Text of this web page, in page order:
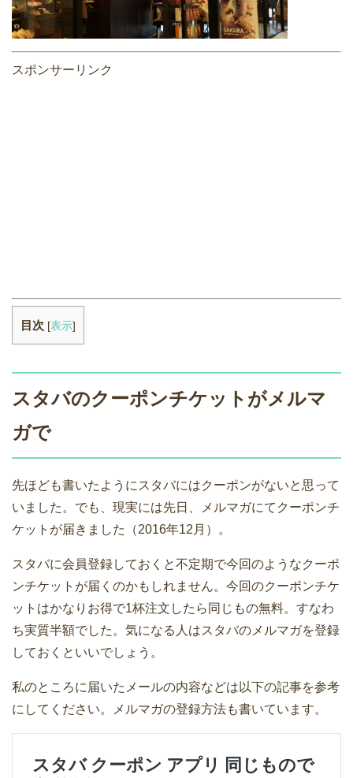
スポンサーリンク
目次 [表示]
スタバのクーポンチケットがメルマ
ガで
先ほども書いたようにスタバにはクーポンがないと思って
いました。でも、現実には先日、メルマガにてクーポンチ
ケットが届きました（2016年12月）。
スタバに会員登録しておくと不定期で今回のようなクーポ
ンチケットが届くのかもしれません。今回のクーポンチケ
ットはかなりお得で1杯注文したら同じもの無料。すなわ
ち実質半額でした。気になる人はスタバのメルマガを登録
しておくといいでしょう。
私のところに届いたメールの内容などは以下の記事を参考
にしてください。メルマガの登録方法も書いています。